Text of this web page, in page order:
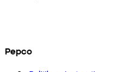
Pepco